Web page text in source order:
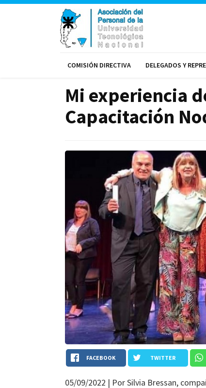
COMISIÓN DIRECTIVA DELEGADOS Y
Mi experiencia
Capacitación
FACEBOOK TWITTER
05/09/2022 | Por Silvia Bressan,